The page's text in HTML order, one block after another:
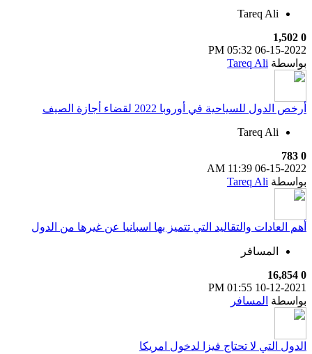
Tareq Ali
0
1,502
06-15-2022
05:32 PM
بواسطة Tareq Ali
أرخص الدول للسياحية في أوروبا 2022 لقضاء أجازة الصيف
Tareq Ali
0
783
06-15-2022
11:39 AM
بواسطة Tareq Ali
أهم العادات والتقاليد التي تتميز بها اسبانيا عن غيرها من الدول
المسافر
0
16,854
10-12-2021
01:55 PM
بواسطة المسافر
الدول التي لا تحتاج فيزا لدخول امريكا